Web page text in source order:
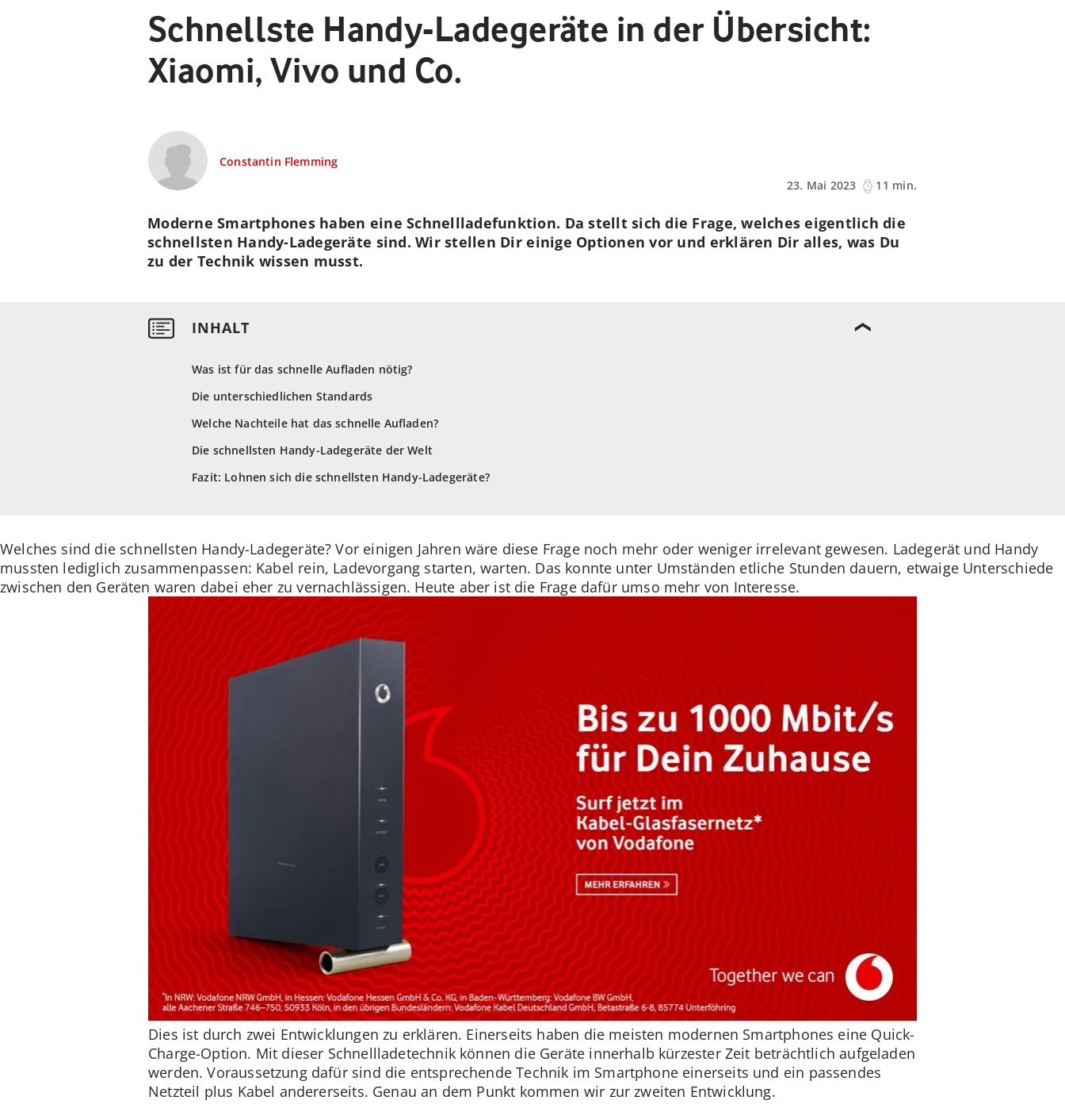
Schnellste Handy-Ladegeräte in der Übersicht:
Xiaomi, Vivo und Co.
Constantin Flemming
23. Mai 2023
11 min.
Was ist für das schnelle Aufladen nötig?
Die unterschiedlichen Standards
Welche Nachteile hat das schnelle Aufladen?
Die schnellsten Handy-Ladegeräte der Welt
Fazit: Lohnen sich die schnellsten Handy-Ladegeräte?
Moderne Smartphones haben eine Schnellladefunktion. Da stellt sich die Frage, welches eigentlich die
schnellsten Handy-Ladegeräte sind. Wir stellen Dir einige Optionen vor und erklären Dir alles, was Du
zu der Technik wissen musst.
Welches sind die schnellsten Handy-Ladegeräte? Vor einigen Jahren wäre diese Frage noch mehr oder weniger irrelevant gewesen. Ladegerät und Handy
mussten lediglich zusammenpassen: Kabel rein, Ladevorgang starten, warten. Das konnte unter Umständen etliche Stunden dauern, etwaige Unterschiede
zwischen den Geräten waren dabei eher zu vernachlässigen. Heute aber ist die Frage dafür umso mehr von Interesse.
Dies ist durch zwei Entwicklungen zu erklären. Einerseits haben die meisten modernen Smartphones eine Quick-
Charge-Option. Mit dieser Schnellladetechnik können die Geräte innerhalb kürzester Zeit beträchtlich aufgeladen
werden. Voraussetzung dafür sind die entsprechende Technik im Smartphone einerseits und ein passendes
Netzteil plus Kabel andererseits. Genau an dem Punkt kommen wir zur zweiten Entwicklung.